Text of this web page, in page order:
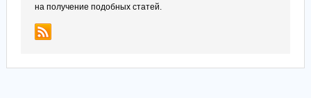
на получение подобных статей.